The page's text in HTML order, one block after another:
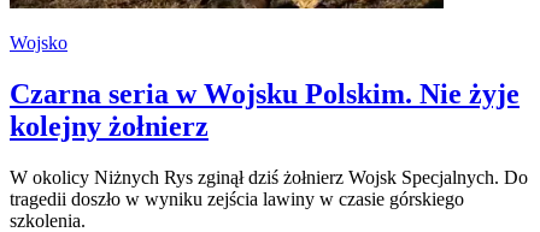
Wojsko
Czarna seria w Wojsku Polskim. Nie żyje
kolejny żołnierz
W okolicy Niżnych Rys zginął dziś żołnierz Wojsk Specjalnych. Do
tragedii doszło w wyniku zejścia lawiny w czasie górskiego
szkolenia.